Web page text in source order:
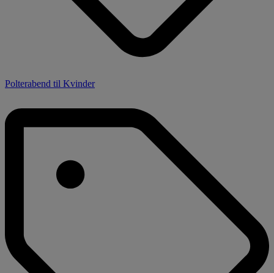
Polterabend til Kvinder